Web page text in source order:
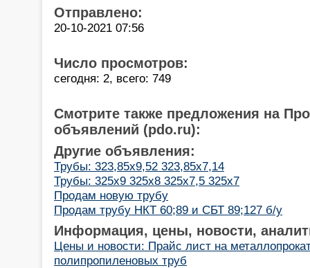
Отправлено:
20-10-2021 07:56
Число просмотров:
сегодня: 2, всего: 749
Смотрите также предложения на
объявлений (pdo.ru):
Другие объявления:
Трубы: 323,85х9,52 323,85х7,14
Трубы: 325х9 325х8 325х7,5 325х7
Продам новую трубу
Продам трубу НКТ 60;89 и СБТ 89;127 б/у
Информация, цены, новости,
Цены и новости: Прайс лист на
полипропиленовых труб